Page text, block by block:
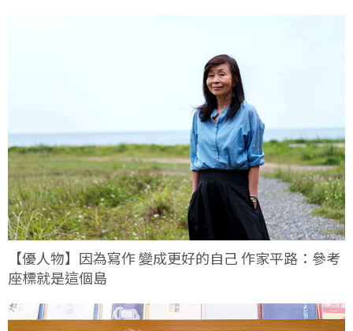
【優人物】因為寫作 變成更好的自己 作家平路：參考
座標就是這個島